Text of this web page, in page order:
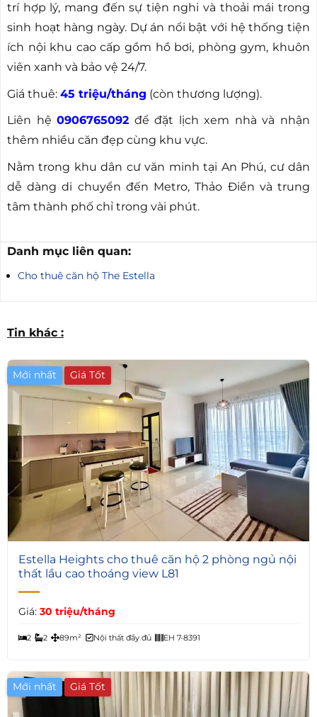
trí hợp lý, mang đến sự tiện nghi và thoải mái trong
sinh hoạt hàng ngày. Dự án nổi bật với hệ thống tiện
ích nội khu cao cấp gồm hồ bơi, phòng gym, khuôn
viên xanh và bảo vệ 24/7.
Giá thuê: 45 triệu/tháng (còn thương lượng).
Liên hệ0906765092 để đặt lịch xem nhà và nhận
thêm nhiều căn đẹp cùng khu vực.
Nằm trong khu dân cư văn minh tại An Phú, cư dân
dễ dàng di chuyển đến Metro, Thảo Điền và trung
tâm thành phố chỉ trong vài phút.
Danh mục liên quan:
Cho thuê căn hộ The Estella
Tin khác :
Mới nhất Giá Tốt
5
Estella Heights cho thuê căn hộ 2 phòng ngủ nội
thất lầu cao thoáng view L81
Giá: 30 triệu/tháng
2 2 89m² Nội thất đầy đủ EH 7-8391
Mới nhất Giá Tốt